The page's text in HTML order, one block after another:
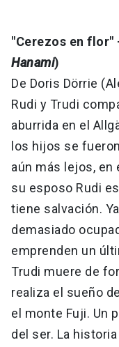
"Cerezos en flor"
Hanami)
De Doris Dörrie
Rudi y Trudi
aburrida en el
los hijos se
aún más lejos, en
su esposo Rudi
tiene salvación.
demasiado
emprenden un
Trudi muere de
realiza el sueño
el monte Fuji. Un
del ser. La